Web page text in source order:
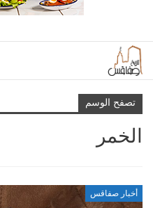
تصفح الوسم
الخمر
أخبار صفاقس